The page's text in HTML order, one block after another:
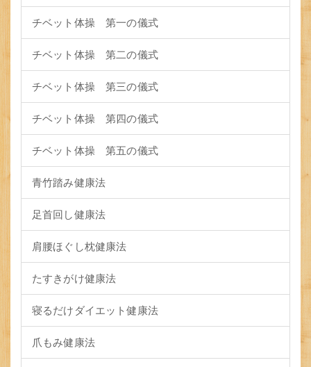
チベット体操 第一の儀式
チベット体操 第二の儀式
チベット体操 第三の儀式
チベット体操 第四の儀式
チベット体操 第五の儀式
青竹踏み健康法
足首回し健康法
肩腰ほぐし枕健康法
たすきがけ健康法
寝るだけダイエット健康法
爪もみ健康法